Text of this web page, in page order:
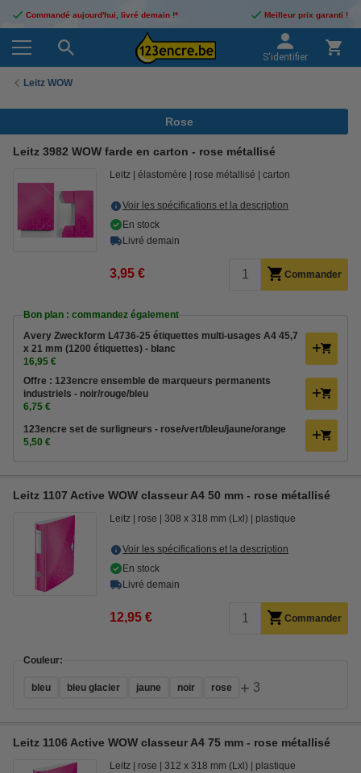
Commandé aujourd'hui, livré demain !* Meilleur prix garanti !
S'identifier
Leitz WOW
Rose
Leitz 3982 WOW farde en carton - rose métallisé
Leitz élastomère rose métallisé carton
Voir les spécifications et la description
En stock
Livré demain
3,95 € Commander
Bon plan : commandez également
Avery Zweckform L4736-25 étiquettes multi-usages A4 45,7
x 21 mm (1200 étiquettes) - blanc
16,95 €
Offre : 123encre ensemble de marqueurs permanents
industriels - noir/rouge/bleu
6,75 €
123encre set de surligneurs - rose/vert/bleu/jaune/orange
5,50 €
Leitz 1107 Active WOW classeur A4 50 mm - rose métallisé
Leitz rose 308 x 318 mm (Lxl) plastique
Voir les spécifications et la description
En stock
Livré demain
12,95 € Commander
Couleur:
bleu bleu glacier jaune noir rose + 3
Leitz 1106 Active WOW classeur A4 75 mm - rose métallisé
Leitz rose 312 x 318 mm (Lxl) plastique